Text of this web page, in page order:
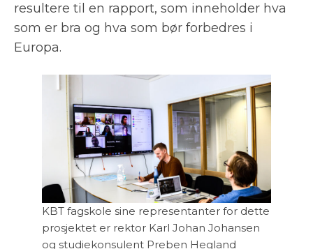
resultere til en rapport, som inneholder hva
som er bra og hva som bør forbedres i
Europa.
KBT fagskole sine representanter for dette
prosjektet er rektor Karl Johan Johansen
og studiekonsulent Preben Hegland